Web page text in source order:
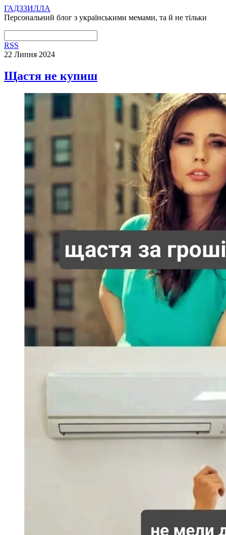
ГАДЗЗИЛЛА
Персональний блог з українськими мемами, та й не тільки
RSS
22 Липня 2024
Щастя не купиш